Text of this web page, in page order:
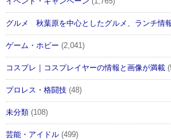
グルメ 秋葉原を中心としたグルメ、ランチ情
ゲーム・ホビー (2,041)
コスプレ｜コスプレイヤーの情報と画像が満載
プロレス・格闘技 (48)
未分類 (108)
芸能・アイドル (499)